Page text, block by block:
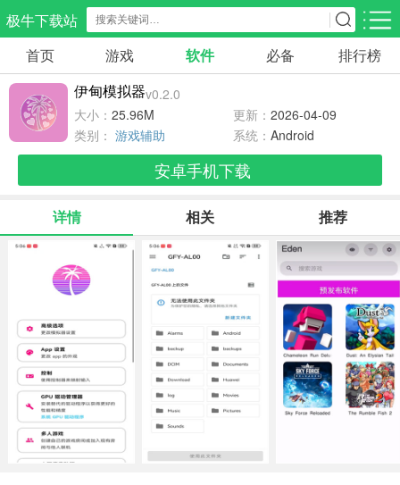
极牛下载站
应用分类 游戏分类
生活服务
297款应用
教育学习
178款应用
气象交通
84款应用
游戏辅助
476款应用
摄影美化
214款应用
183款应用
电子图书
438款应用
移动办公
184款应用
新闻阅读
43款应用
金融理财
54款应用
媒体影音
601款应用
系统工具
644款应用
健康医疗
53款应用
ai工具
首页 游戏 软件 必备 排行榜
伊甸模拟器v0.2.0
大小： 25.96M 更新： 2026-04-09
类别： 游戏辅助 系统： Android
安卓手机下载
详情 相关 推荐